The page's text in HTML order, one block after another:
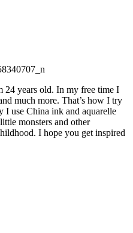
24 years old. In my free time I
much more. That’s how I try
I use China ink and aquarelle
monsters and other
I hope you get inspired